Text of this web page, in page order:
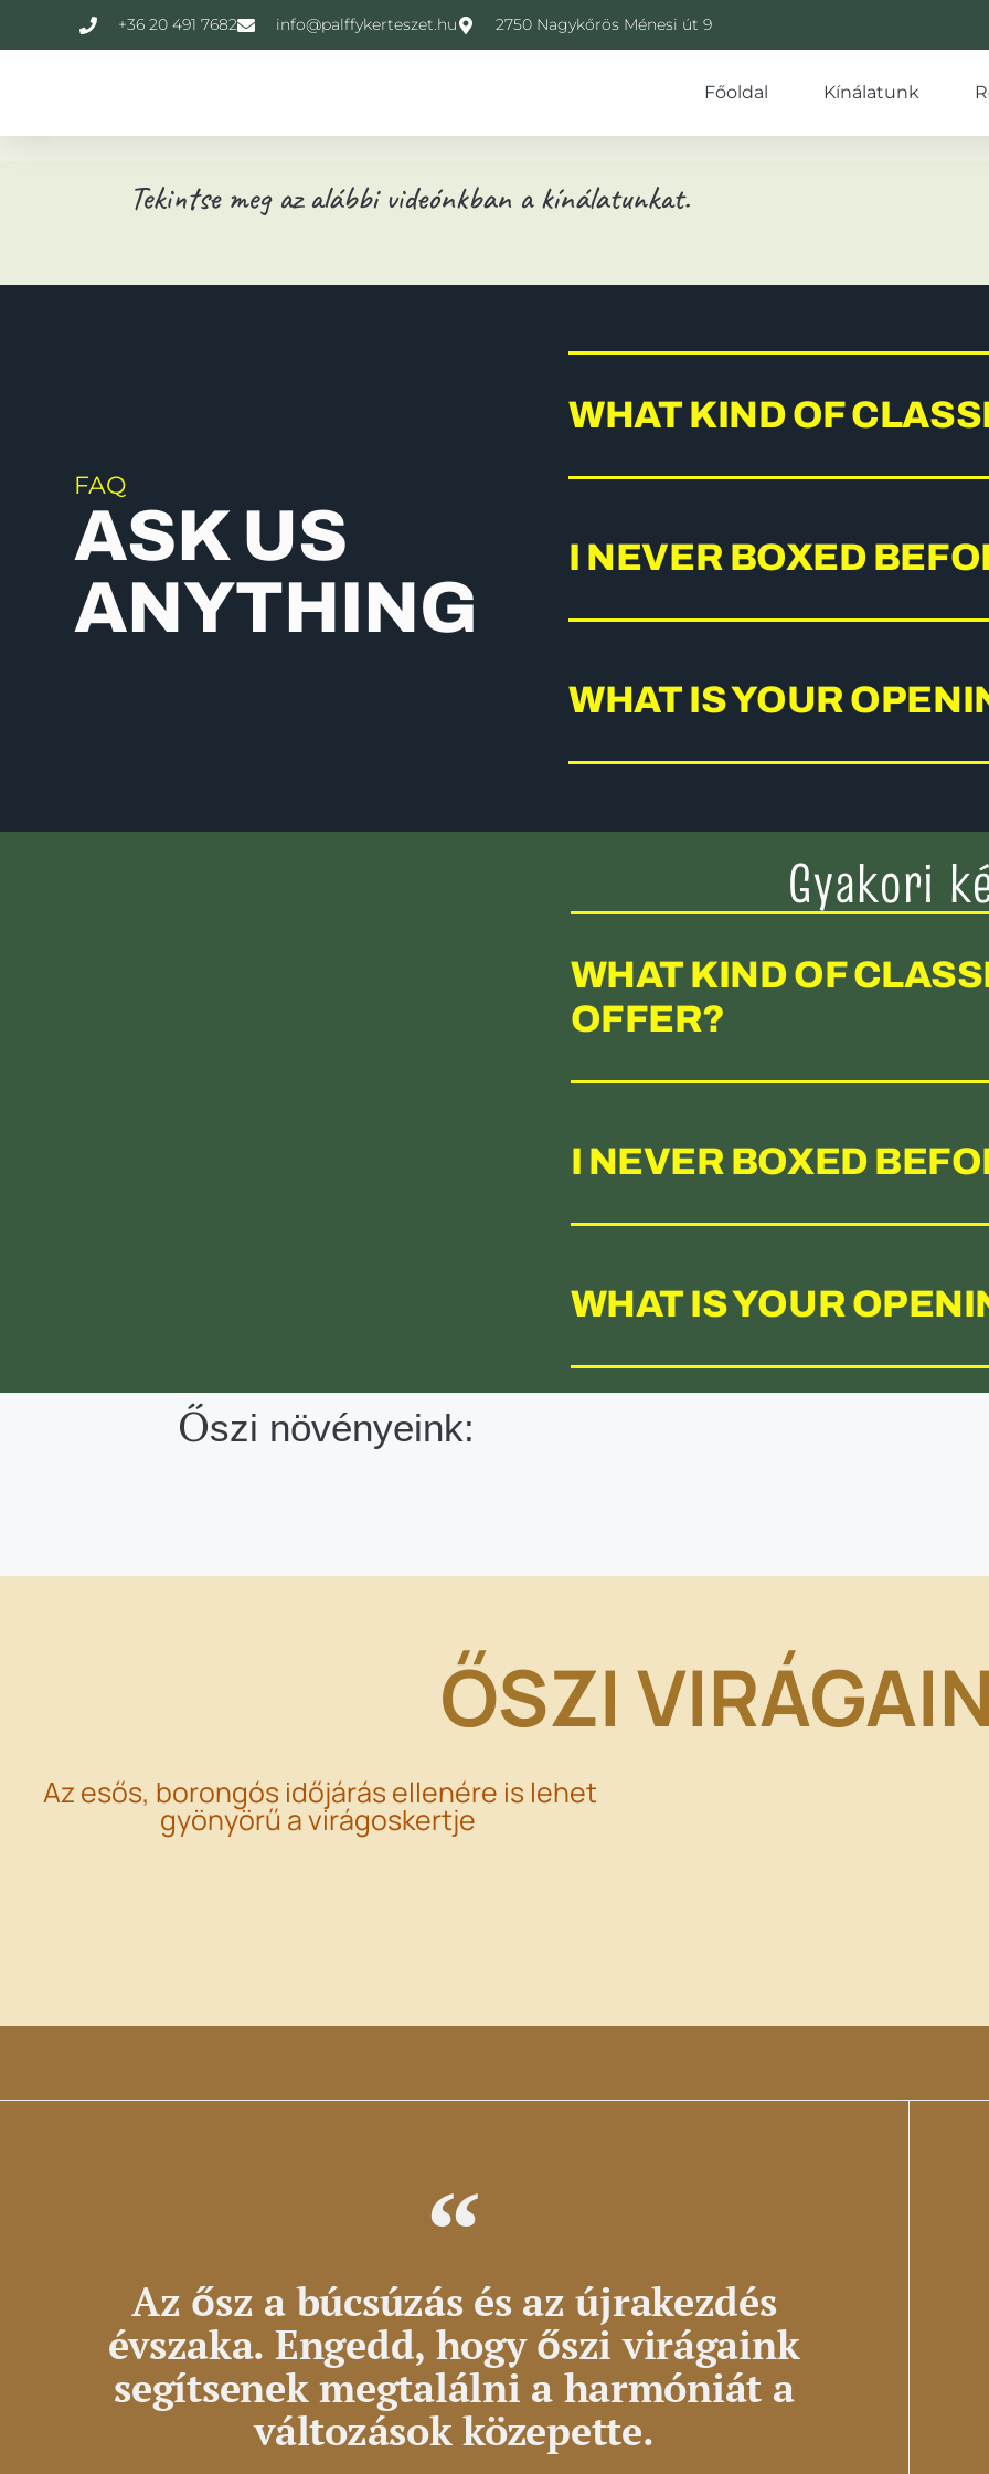
+36 20 491 7682 info@palffykerteszet.hu 2750 Nagykőrös Ménesi út 9
Főoldal Kínálatunk
Tekintse meg az alábbi videónkban a kínálatunkat.
FAQ
ASK US
ANYTHING
WHAT KIND OF
I NEVER BOXED
WHAT IS YOUR
Gyakori
WHAT KIND OF
OFFER?
I NEVER BOXED
WHAT IS YOUR
Őszi növényeink:
ŐSZI
Az esős, borongós időjárás ellenére is lehet
gyönyörű a virágoskertje
Az ősz a búcsúzás és az újrakezdés
évszaka. Engedd, hogy őszi virágaink
segítsenek megtalálni a harmóniát a
változások közepette.